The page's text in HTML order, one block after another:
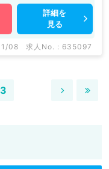
詳細を
見る
08 求人No. : 635097
3